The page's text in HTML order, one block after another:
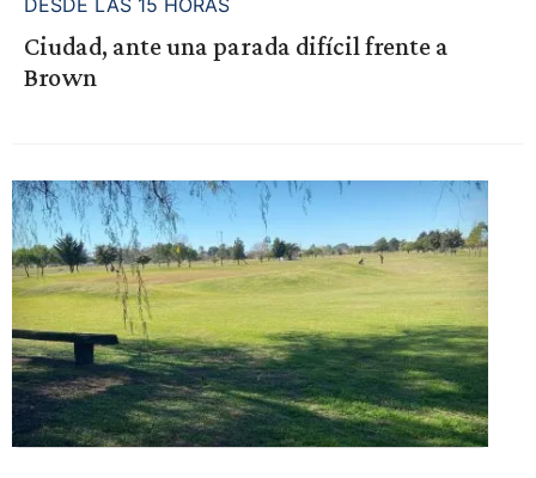
DESDE LAS 15 HORAS
Ciudad, ante una parada difícil frente a
Brown